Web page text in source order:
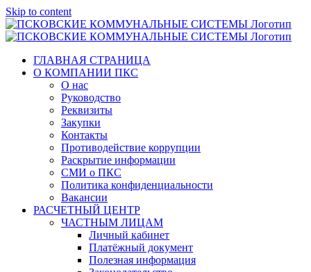
Skip to content
ГЛАВНАЯ СТРАНИЦА
О КОМПАНИИ ПКС
О нас
Руководство
Реквизиты
Закупки
Контакты
Противодействие коррупции
Раскрытие информации
СМИ о ПКС
Политика конфиденциальности
Вакансии
РАСЧЕТНЫЙ ЦЕНТР
ЧАСТНЫМ ЛИЦАМ
Личный кабинет
Платёжный документ
Полезная информация